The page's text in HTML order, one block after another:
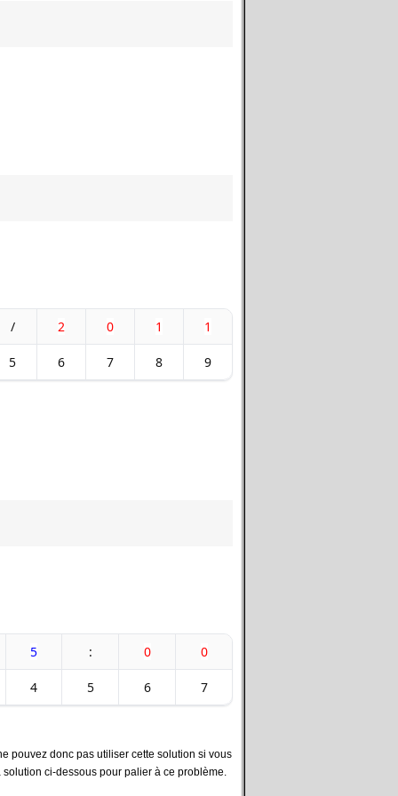
/ 2 0 1 1
5 6 7 8 9
5 : 0 0
4 5 6 7
pouvez donc pas utiliser cette solution si vous
ci-dessous pour palier à ce problème.